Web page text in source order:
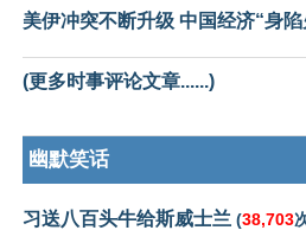
美伊冲突不断升级 中国经济“身陷
(更多时事评论文章......)
幽默笑话
习送八百头牛给斯威士兰 (38,703